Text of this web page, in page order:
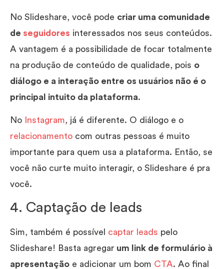
No Slideshare, você pode criar uma comunidade
de seguidores interessados nos seus conteúdos.
A vantagem é a possibilidade de focar totalmente
na produção de conteúdo de qualidade, pois o
diálogo e a interação entre os usuários não é o
principal intuito da plataforma.
No Instagram, já é diferente. O diálogo e o
relacionamento com outras pessoas é muito
importante para quem usa a plataforma. Então, se
você não curte muito interagir, o Slideshare é pra
você.
4. Captação de leads
Sim, também é possível captar leads pelo
Slideshare! Basta agregar um link de formulário à
apresentação e adicionar um bom CTA. Ao final